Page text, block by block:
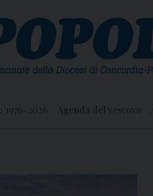
1976-2026 Agenda del vescovo